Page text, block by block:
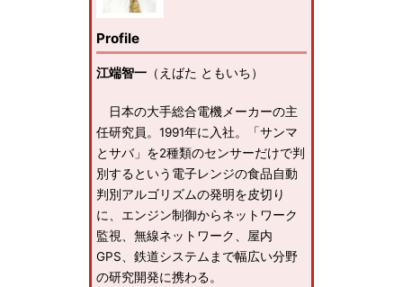
Profile
江端智一 （えばた ともいち）
日本の大手総合電機メーカーの主
任研究員。1991年に入社。「サンマ
とサバ」を2種類のセンサーだけで判
別するという電子レンジの食品自動
判別アルゴリズムの発明を皮切り
に、エンジン制御からネットワーク
監視、無線ネットワーク、屋内
GPS、鉄道システムまで幅広い分野
の研究開発に携わる。